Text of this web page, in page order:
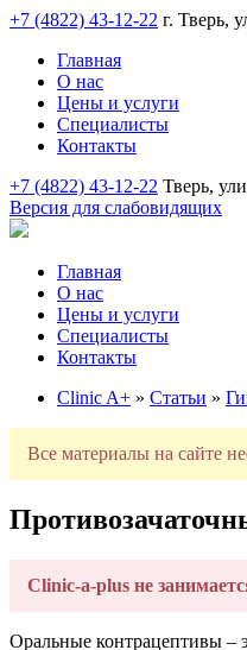
+7 (4822) 43-12-22 г. Тверь,
Главная
О нас
Цены и услуги
Специалисты
Контакты
+7 (4822) 43-12-22 Тверь,
Версия для слабовидящих
Главная
О нас
Цены и услуги
Специалисты
Контакты
Clinic A+ » Статьи »
Все материалы на сайте
Clinic-a-plus не
Оральные контрацептивы –